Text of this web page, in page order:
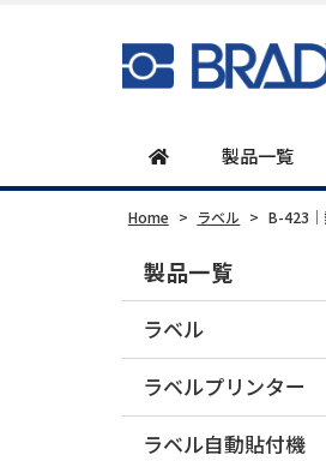
製品一覧
Home > ラベル > B-423｜
製品一覧
ラベル
ラベルプリンター
ラベル自動貼付機